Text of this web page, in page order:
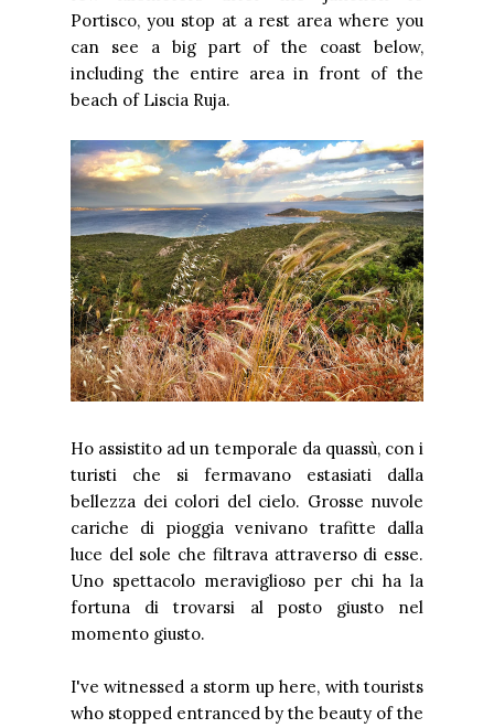
Portisco, you stop at a rest area where you
can see a big part of the coast below,
including the entire area in front of the
beach of Liscia Ruja.
Ho assistito ad un temporale da quassù, con i
turisti che si fermavano estasiati dalla
bellezza dei colori del cielo. Grosse nuvole
cariche di pioggia venivano trafitte dalla
luce del sole che filtrava attraverso di esse.
Uno spettacolo meraviglioso per chi ha la
fortuna di trovarsi al posto giusto nel
momento giusto.
I've witnessed a storm up here, with tourists
who stopped entranced by the beauty of the